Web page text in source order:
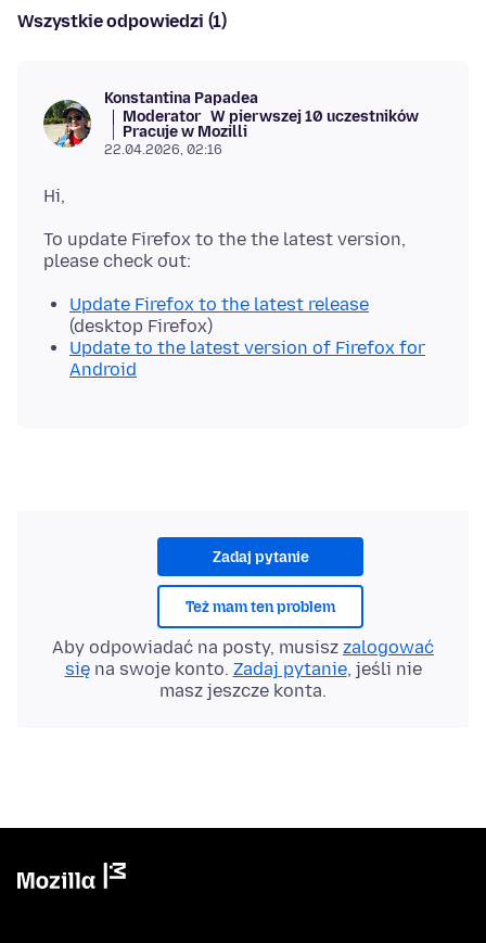
Wszystkie odpowiedzi (1)
Konstantina Papadea
Moderator W pierwszej 10 uczestników
Pracuje w Mozilli
22.04.2026, 02:16
To update Firefox to the the latest version,
Update Firefox to the latest release
(desktop Firefox)
Update to the latest version of Firefox for
Android
Zadaj pytanie
Też mam ten problem
Aby odpowiadać na posty, musisz zalogować
sięna swoje konto. Zadaj pytanie, jeśli nie
masz jeszcze konta.